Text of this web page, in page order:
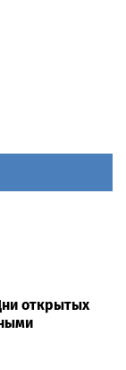
открытых